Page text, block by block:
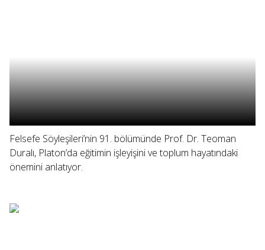
Felsefe Söyleşileri’nin 91. bölümünde Prof. Dr. Teoman
Duralı, Platon’da eğitimin işleyişini ve toplum hayatındaki
önemini anlatıyor.